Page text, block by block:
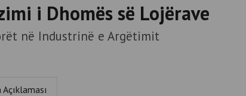
i Dhomës së Lojërave
në Industrinë e Argëtimit
Açıklaması